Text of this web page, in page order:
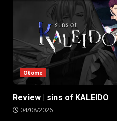
Otome
Review | sins of KALEIDO
04/08/2026